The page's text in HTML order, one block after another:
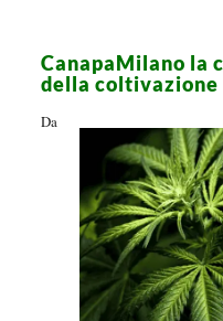
CanapaMilano la
della coltivazione
Da